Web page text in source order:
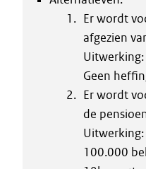
Er wordt
afgezien
Uitwerking:
Geen
Er wordt
de
100.000